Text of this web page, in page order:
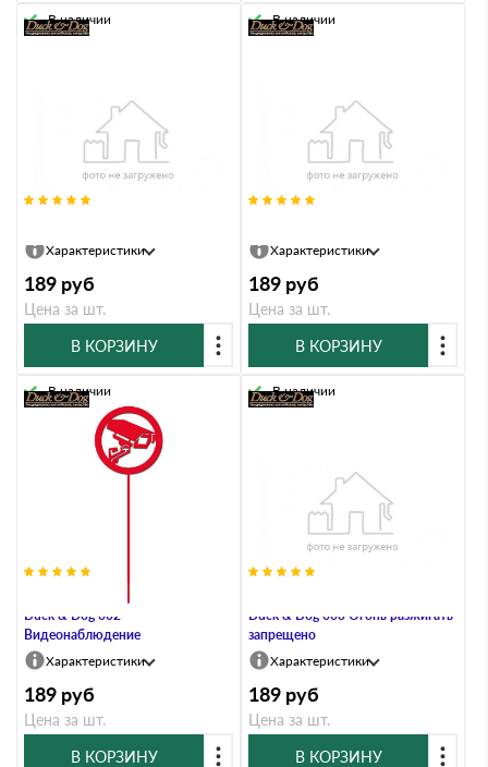
В наличии
Характеристики
189 руб
Цена за шт.
В КОРЗИНУ
В наличии
Характеристики
189 руб
Цена за шт.
В КОРЗИНУ
Duck & Dog 002
Видеонаблюдение
В наличии
Характеристики
189 руб
Цена за шт.
В КОРЗИНУ
Duck & Dog 003 Огонь разжигать
запрещено
В наличии
Характеристики
189 руб
Цена за шт.
В КОРЗИНУ